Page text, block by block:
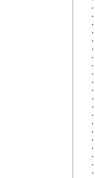
・
・
・
・
・
・
・
・
・
・
・
・
・
・
・
・
・
・
・
・
・